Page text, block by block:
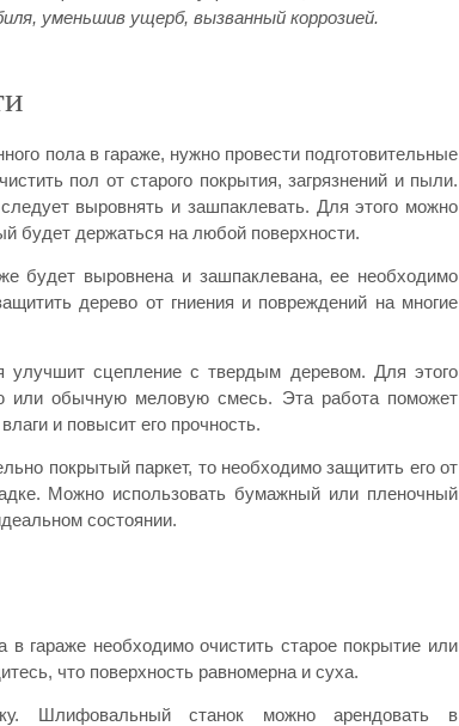
уменьшив ущерб, вызванный коррозией.
пола в гараже, нужно провести подготовительные
пол от старого покрытия, загрязнений и пыли.
выровнять и зашпаклевать. Для этого можно
будет держаться на любой поверхности.
будет выровнена и зашпаклевана, ее необходимо
дерево от гниения и повреждений на многие
улучшит сцепление с твердым деревом. Для этого
или обычную меловую смесь. Эта работа поможет
и повысит его прочность.
покрытый паркет, то необходимо защитить его от
Можно использовать бумажный или пленочный
состоянии.
гараже необходимо очистить старое покрытие или
что поверхность равномерна и суха.
Шлифовальный станок можно арендовать в